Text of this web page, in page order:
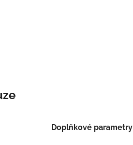
Doplňkové parametry